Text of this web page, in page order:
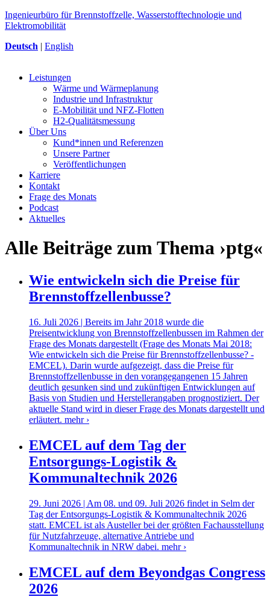
Ingenieurbüro für Brennstoffzelle, Wasserstofftechnologie und
Elektromobilität
Deutsch | English
Leistungen
Wärme und Wärmeplanung
Industrie und Infrastruktur
E-Mobilität und NFZ-Flotten
H2-Qualitätsmessung
Über Uns
Kund*innen und Referenzen
Unsere Partner
Veröffentlichungen
Karriere
Kontakt
Frage des Monats
Podcast
Aktuelles
Alle Beiträge zum Thema ›ptg«
Wie entwickeln sich die Preise für
Brennstoffzellenbusse?
16. Juli 2026 | Bereits im Jahr 2018 wurde die
Preisentwicklung von Brennstoffzellenbussen im Rahmen der
Frage des Monats dargestellt (Frage des Monats Mai 2018:
Wie entwickeln sich die Preise für Brennstoffzellenbusse? -
EMCEL). Darin wurde aufgezeigt, dass die Preise für
Brennstoffzellenbusse in den vorangegangenen 15 Jahren
deutlich gesunken sind und zukünftigen Entwicklungen auf
Basis von Studien und Herstellerangaben prognostiziert. Der
aktuelle Stand wird in dieser Frage des Monats dargestellt und
erläutert. mehr ›
EMCEL auf dem Tag der
Entsorgungs-Logistik &
Kommunaltechnik 2026
29. Juni 2026 | Am 08. und 09. Juli 2026 findet in Selm der
Tag der Entsorgungs-Logistik & Kommunaltechnik 2026
statt. EMCEL ist als Austeller bei der größten Fachausstellung
für Nutzfahrzeuge, alternative Antriebe und
Kommunaltechnik in NRW dabei. mehr ›
EMCEL auf dem Beyondgas Congress
2026